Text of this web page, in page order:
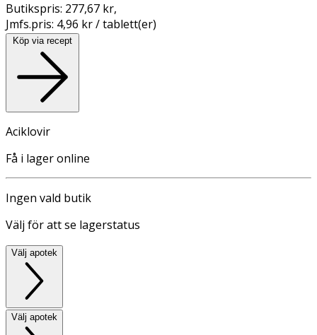
Butikspris: 277,67 kr,
Jmfs.pris: 4,96 kr / tablett(er)
Köp via recept
Aciklovir
Få i lager online
Ingen vald butik
Välj för att se lagerstatus
Välj apotek
Välj apotek